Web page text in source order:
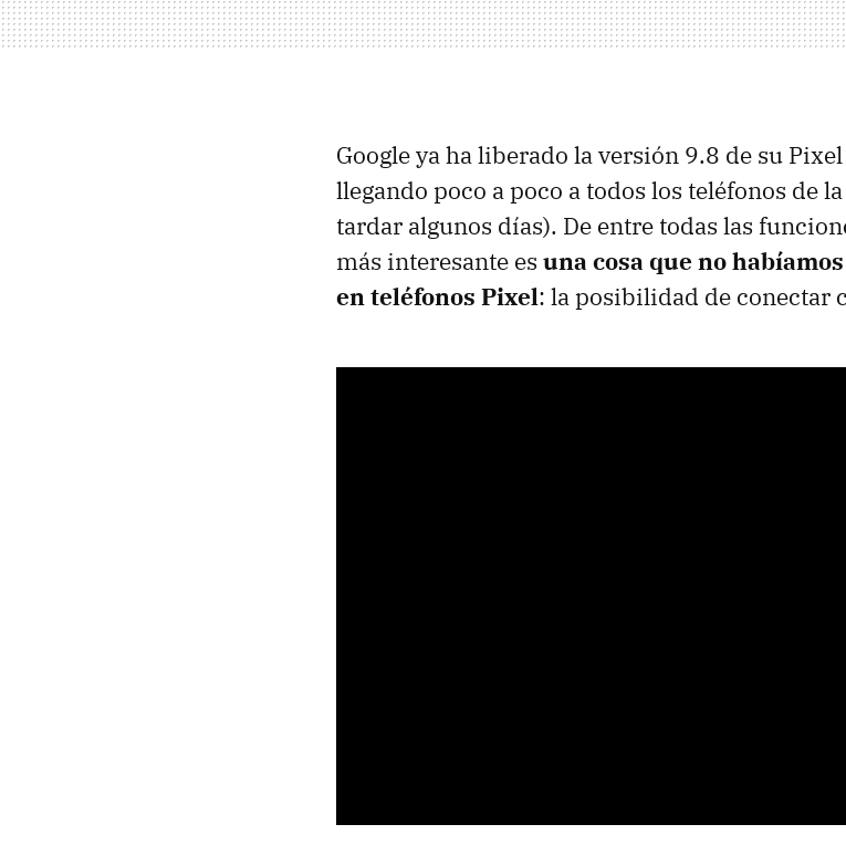
Google ya ha liberado la versión 9.8 de su
llegando poco a poco a todos los teléfonos de
tardar algunos días). De entre todas las
más interesante es una cosa que no
en teléfonos Pixel: la posibilidad de conectar